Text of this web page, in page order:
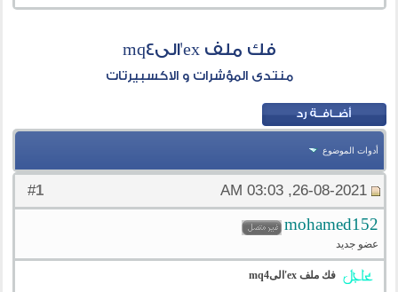
فك ملف ex'الىmq4
منتدى المؤشرات و الاكسبيرتات
أدوات الموضوع
#
1 26-08-2021, 03:03 AM
mohamed152
عضو جديد
فك ملف ex'الىmq4